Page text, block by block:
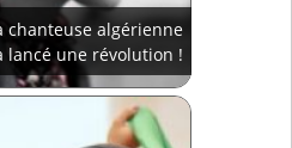
chanteuse algérienne
lancé une révolution !